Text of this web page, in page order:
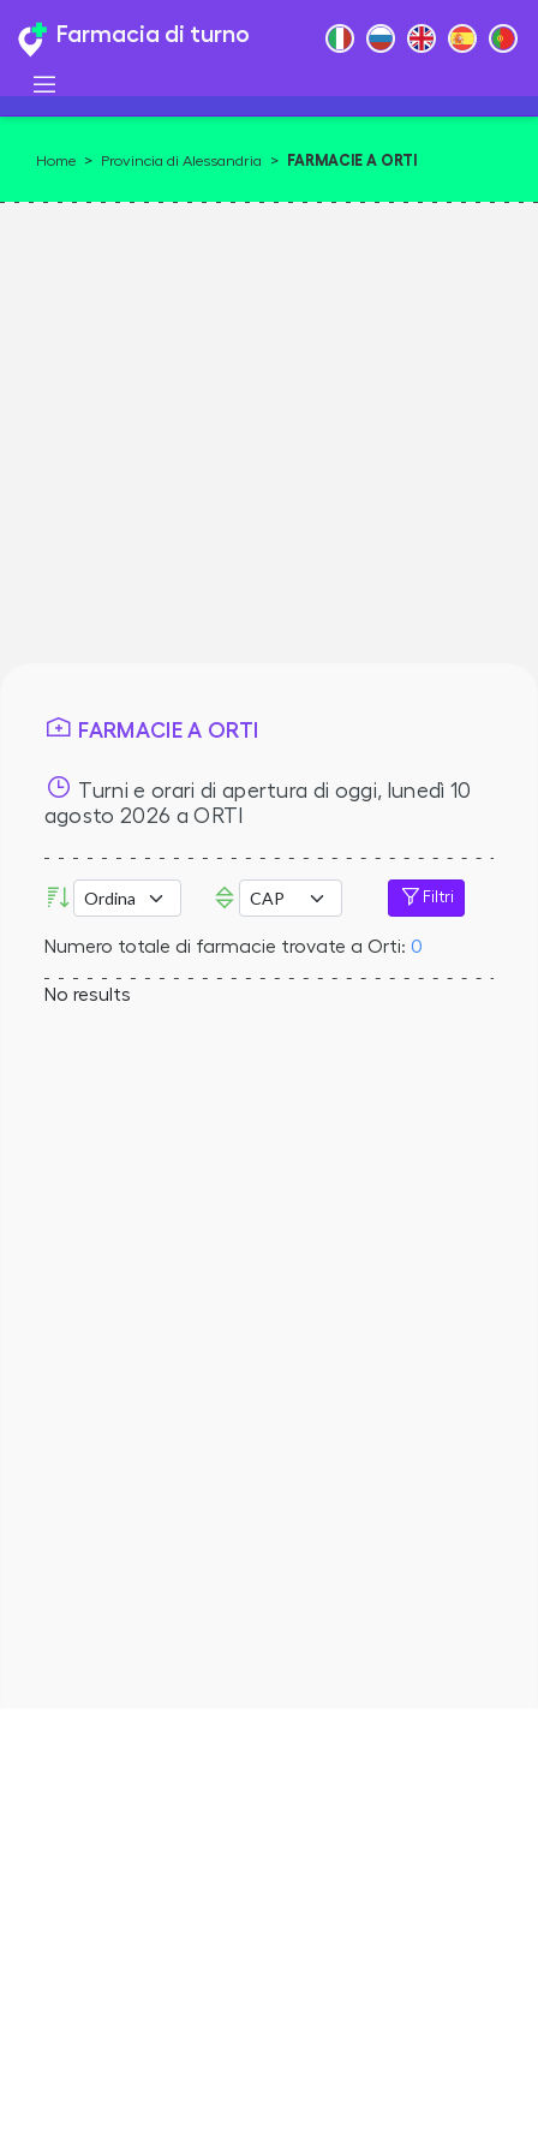
Farmacia di turno
Home > Provincia di Alessandria > FARMACIE A ORTI
FARMACIE A ORTI
Turni e orari di apertura di oggi,
lunedì 10
agosto 2026 a ORTI
Filtri
Numero totale di farmacie trovate a Orti: 0
No results